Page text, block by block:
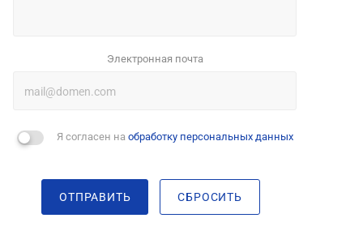
Электронная почта
Я согласен на обработку персональных данных
ОТПРАВИТЬ СБРОСИТЬ